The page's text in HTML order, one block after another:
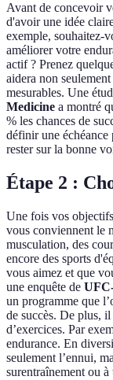
Avant de concevoir
d'avoir une idée
exemple, souhaitez-
améliorer votre
actif ? Prenez
aidera non
mesurables. Une
Medicine a montré
% les chances de
définir une
rester sur la bonne
Étape 2 :
Une fois vos
vous conviennent le
musculation, des
encore des sports
vous aimez et que
une enquête de
un programme que
de succès. De plus,
d’exercices. Par
endurance. En
seulement l’ennui,
surentraînement ou